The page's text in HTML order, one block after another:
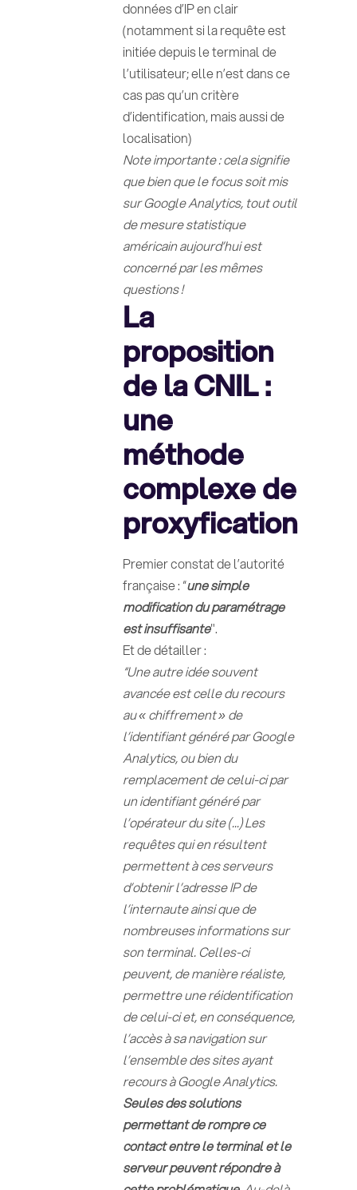
données d’IP en clair
(notamment si la requête est
initiée depuis le terminal de
l’utilisateur; elle n’est dans ce
cas pas qu’un critère
d’identification, mais aussi de
localisation)
Note importante : cela signifie
que bien que le focus soit mis
sur Google Analytics, tout outil
de mesure statistique
américain aujourd’hui est
concerné par les mêmes
questions !
La
proposition
de la CNIL :
une
méthode
complexe de
proxyfication
Premier constat de l’autorité
française : “une simple
modification du paramétrage
est insuffisante".
Et de détailler :
“Une autre idée souvent
avancée est celle du recours
au « chiffrement » de
l’identifiant généré par Google
Analytics, ou bien du
remplacement de celui-ci par
un identifiant généré par
l’opérateur du site (...) Les
requêtes qui en résultent
permettent à ces serveurs
d’obtenir l’adresse IP de
l’internaute ainsi que de
nombreuses informations sur
son terminal. Celles-ci
peuvent, de manière réaliste,
permettre une réidentification
de celui-ci et, en conséquence,
l’accès à sa navigation sur
l’ensemble des sites ayant
recours à Google Analytics.
Seules des solutions
permettant de rompre ce
contact entre le terminal et le
serveur peuvent répondre à